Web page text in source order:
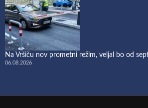
Na Vršiču nov prometni režim, veljal bo od
06.08.2026